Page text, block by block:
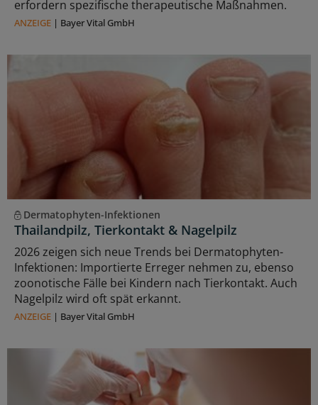
erfordern spezifische therapeutische Maßnahmen.
ANZEIGE | Bayer Vital GmbH
Dermatophyten-Infektionen
Thailandpilz, Tierkontakt & Nagelpilz
2026 zeigen sich neue Trends bei Dermatophyten-
Infektionen: Importierte Erreger nehmen zu, ebenso
zoonotische Fälle bei Kindern nach Tierkontakt. Auch
Nagelpilz wird oft spät erkannt.
ANZEIGE | Bayer Vital GmbH